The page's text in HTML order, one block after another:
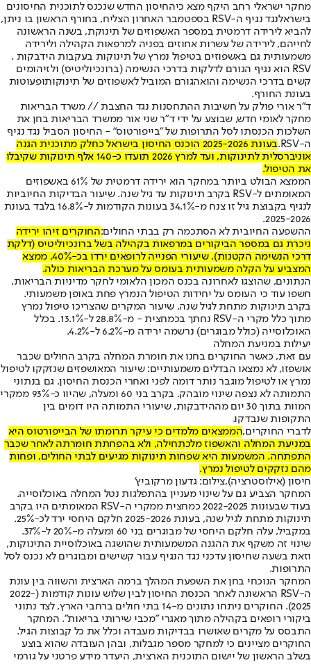
מחקר ישראלי רחב היקף מצא כיהחיסון החדש שנכנס לתוכנית החיסונים
בישראל
נגד נגיף ה-RSV בספטמבר האחרון הצליח, בחורף הראשון בו ניתן,
להביא לירידה דרמטית במספר האשפוזים של תינוקת, בשנה הראשונה
לחייהם, לירידה של עשרות אחוזים בפניה למרפאות הקהילה ולירידה
משמעותית גם באשפוזים בטיפול נמרץ של תינוקות בעקבות הידבקות .
RSV הוא נגיף הגורם לדלקות בדרכי הנשימה (ברונכיוליטיס) ולזיהומים
קשים בדרכי הנשימה והואהגורם המוביל לאשפוזים של תינוקותופעוטות
בעונת החורף.
ד״ר אורי פולק על חשיבות ההתחסנות נגד החצבת // משרד הבריאות
מחקר לאומי חדש, שבוצע על ידי ד"ר שני אור ממשרד הבריאות בחן את
השלכות הכנסתו לסל התרופות של "בייפורטוס" - החיסון הסביל נגד נגיף
ה-RSV.
בעונת 2025-2026 הוכנס החיסון בישראל כחלק מתוכנית הגנה
אוניברסלית לתינוקות, ועד למרץ 2026 תועדו כ-140 אלף תינוקות שקיבלו
את הטיפול.
הממצא הבולט ביותר במחקר הוא ירידה דרמטית של 61% באשפוזים
המאומתים ל-RSV בקרב תינוקות עד גיל שנה. שיעור הבדיקות החיוביות
לנגיף בקבוצת גיל זו צנח מ-34.1% בעונות הקודמות ל-16.8% בלבד בעונת
2025-2026.
ההשפעה החיובית לא הסתכמה רק בבתי החולים:החוקרים זיהו ירידה
ניכרת גם במספר הביקורים במרפאות בקהילה בשל ברונכיוליטיס (דלקת
דרכי הנשימה הקטנות). שיעורי הפנייה לרופאים ירדו בכ-40%, ממצא
המצביע על הקלה משמעותית בעומס על מערכת הבריאות כולה.
הנתונים, שהוצגו לאחרונה בכנס המכון הלאומי לחקר מדיניות הבריאות,
חשפו עוד כי העומס על יחידות הטיפול הנמרץ פחת באופן משמעותי.
בקרב תינוקות מתחת לגיל שנה, שיעור המקרים שהצריכו טיפול נמרץ
מתוך כלל מקרי ה-RSV נחתך בכמחצית - מ-28.8% ל-13.1%. בכלל
האוכלוסייה (כולל מבוגרים) נרשמה ירידה מ-6.2% ל-4.2%.
יעילות במניעת המחלה
עם זאת, כאשר החוקרים בחנו את חומרת המחלה בקרב החולים שכבר
אושפזו, לא נמצאו הבדלים משמעותיים: שיעור המאושפזים שנזקקו לטיפול
נמרץ או לטיפול מוגבר נותר דומה לפני ואחרי הכנסת החיסון. גם בנתוני
התמותה לא נצפה שינוי מובהק. בקרב בני 60 ומעלה, שהיוו כ-93% ממקרי
המוות בתוך 30 יום מההידבקות, שיעורי התמותה היו דומים בין
התקופות שנבדקו.
לדברי החוקרים,הממצאים מלמדים כי עיקר תרומתו של הבייפורטוס היא
במניעת המחלה והאשפוז מלכתחילה, ולא בהפחתת חומרתה לאחר שכבר
התפתחה. המשמעות היא שפחות תינוקות מגיעים לבתי החולים, ופחות
מהם נזקקים לטיפול נמרץ.
חיסון (אילוסטרציה),צילום: גדעון מרקוביץ'
המחקר הצביע גם על שינוי מעניין בהתפלגות נטל המחלה באוכלוסייה.
בעוד שבעונות 2022-2025 כמחצית ממקרי ה-RSV המאומתים היו בקרב
תינוקות מתחת לגיל שנה, בעונת 2025-2026 חלקם היחסי ירד לכ-25%.
במקביל, עלה חלקם היחסי של מבוגרים בני 60 ומעלה מ-20% ל-37%.
שינוי זה משקף את ההגנה המשמעותית שהושגה באוכלוסיית התינוקות,
וזאת בשעה שחיסון עדכני נגד הנגיף עבור קשישים ומבוגרים לא נכנס לסל
התרופות.
המחקר הנוכחי בחן את השפעת המהלך ברמה הארצית והשווה בין עונת
ה-RSV הראשונה לאחר הכנסת החיסון לבין שלוש עונות קודמות (2022-
2025). החוקרים ניתחו נתונים מ-14 בתי חולים ברחבי הארץ, לצד נתוני
ביקורי רופאים בקהילה מתוך מאגרי "מכבי שירותי בריאות". המחקר
התבסס על מקרים שאושרו בבדיקות מעבדה וכלל את כל קבוצות הגיל.
החוקרים מציינים כי למחקר מספר מגבלות, ובהן העובדה שהוא בוצע
בשלב הראשון של יישום התוכנית הארצית, היעדר מידע פרטני על גורמי